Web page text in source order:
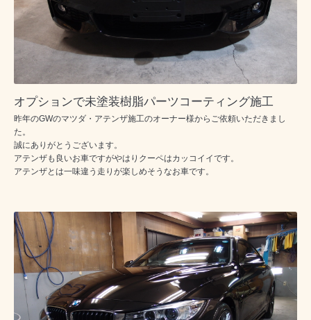
オプションで未塗装樹脂パーツコーティング施工
昨年のGWのマツダ・アテンザ施工のオーナー様からご依頼いただきまし
た。
誠にありがとうございます。
アテンザも良いお車ですがやはりクーペはカッコイイです。
アテンザとは一味違う走りが楽しめそうなお車です。